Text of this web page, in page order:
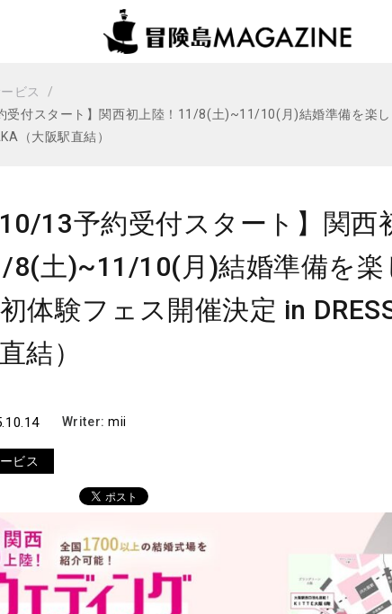
ビス
受付スタート】関西初上陸！11/8(土)~11/10(月)結婚準備を楽
（大阪駅直結）
10/13予約受付スタート】関西
8(土)~11/10(月)結婚準備を
体験フェス開催決定 in
結）
Writer:mii
ビス